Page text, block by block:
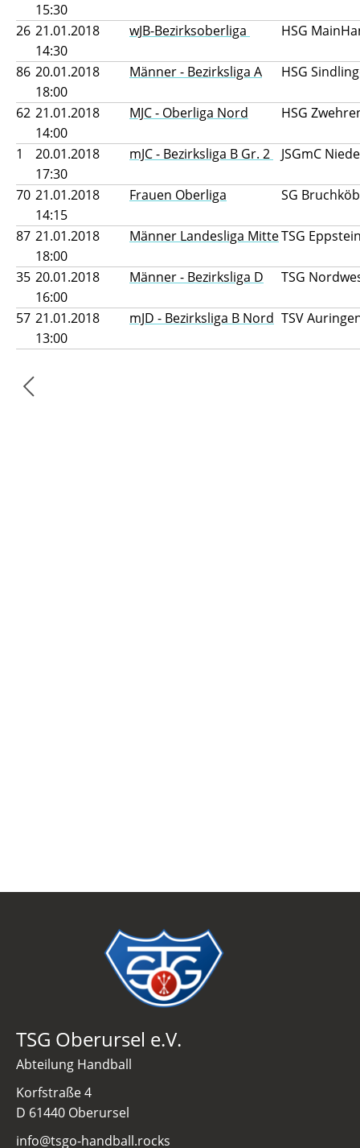
15:30
26 21.01.2018
14:30
wJB-Bezirksoberliga HSG
86 20.01.2018
18:00
Männer - Bezirksliga A HSG
62 21.01.2018
14:00
MJC - Oberliga Nord HSG
1
20.01.2018
17:30
mJC - Bezirksliga B Gr. 2 JSGmC
70 21.01.2018
14:15
Frauen Oberliga SG
87 21.01.2018
18:00
Männer Landesliga MitteTSG
35 20.01.2018
16:00
Männer - Bezirksliga D TSG
57 21.01.2018
13:00
mJD - Bezirksliga B Nord TSV
TSG Oberursel e.V.
Abteilung Handball
Korfstraße 4
D 61440 Oberursel
info@tsgo-handball.rocks